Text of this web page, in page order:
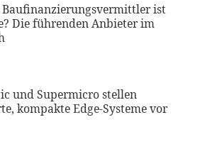
Baufinanzierungsvermittler ist
Die führenden Anbieter im
und Supermicro stellen
kompakte Edge-Systeme vor